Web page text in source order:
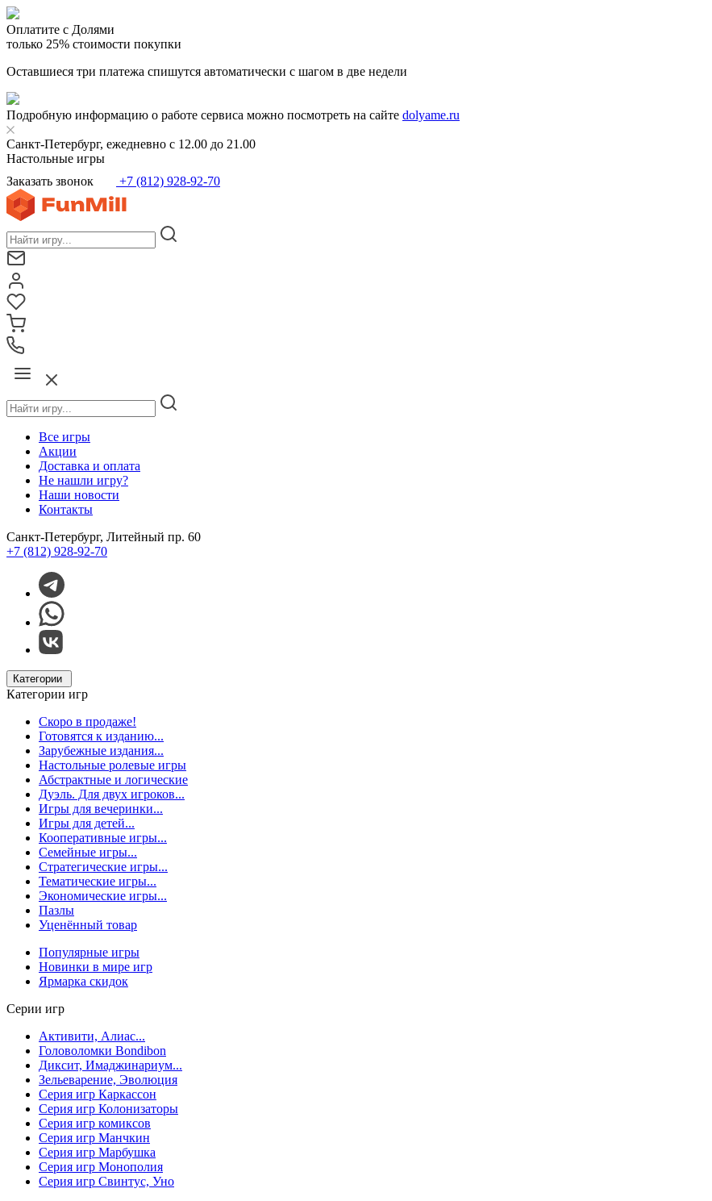
Оплатите с Долями
только 25% стоимости покупки
Оставшиеся три платежа спишутся автоматически с шагом в две недели
Подробную информацию о работе сервиса можно посмотреть на сайте dolyame.ru
Санкт-Петербург, ежедневно с 12.00 до 21.00
Настольные игры
Заказать звонок
+7 (812) 928-92-70
Все игры
Акции
Доставка и оплата
Не нашли игру?
Наши новости
Контакты
Санкт-Петербург, Литейный пр. 60
+7 (812) 928-92-70
Категории
Категории игр
Скоро в продаже!
Готовятся к изданию...
Зарубежные издания...
Настольные ролевые игры
Абстрактные и логические
Дуэль. Для двух игроков...
Игры для вечеринки...
Игры для детей...
Кооперативные игры...
Семейные игры...
Стратегические игры...
Тематические игры...
Экономические игры...
Пазлы
Уценённый товар
Популярные игры
Новинки в мире игр
Ярмарка скидок
Серии игр
Активити, Алиас...
Головоломки Bondibon
Диксит, Имаджинариум...
Зельеварение, Эволюция
Серия игр Каркассон
Серия игр Колонизаторы
Серия игр комиксов
Серия игр Манчкин
Серия игр Марбушка
Серия игр Монополия
Серия игр Свинтус, Уно